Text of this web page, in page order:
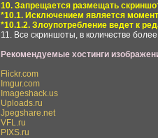
10. Запрещается размещать
*10.1. Исключением является
*10.1.2. Злоупотребление ведет к
11. Все скриншоты, в количестве
Рекомендуемые хостинги
Flickr.com
Imgur.com
Imageshack.us
Uploads.ru
Jpegshare.net
VFL.ru
PIXS.ru